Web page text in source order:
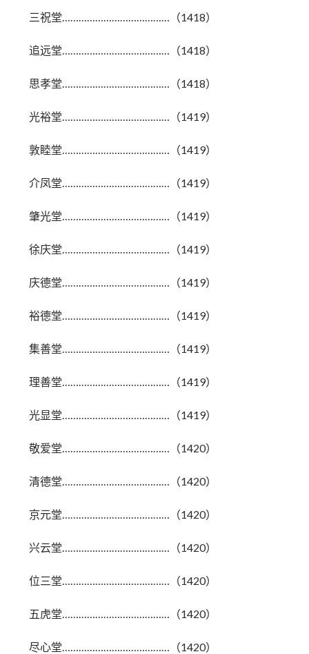
三祝堂…………………………………（1418）
追远堂…………………………………（1418）
思孝堂…………………………………（1418）
光裕堂…………………………………（1419）
敦睦堂…………………………………（1419）
介凤堂…………………………………（1419）
肇光堂…………………………………（1419）
徐庆堂…………………………………（1419）
庆德堂…………………………………（1419）
裕德堂…………………………………（1419）
集善堂…………………………………（1419）
理善堂…………………………………（1419）
光显堂…………………………………（1419）
敬爱堂…………………………………（1420）
清德堂…………………………………（1420）
京元堂…………………………………（1420）
兴云堂…………………………………（1420）
位三堂…………………………………（1420）
五虎堂…………………………………（1420）
尽心堂…………………………………（1420）